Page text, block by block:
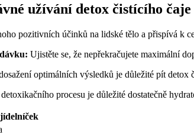
užívání detox čistícího
pozitivních účinků na lidské tělo a přispívá k
Ujistěte se, že nepřekračujete maximální
optimálních výsledků je důležité pít detox
procesu je důležité dostatečně